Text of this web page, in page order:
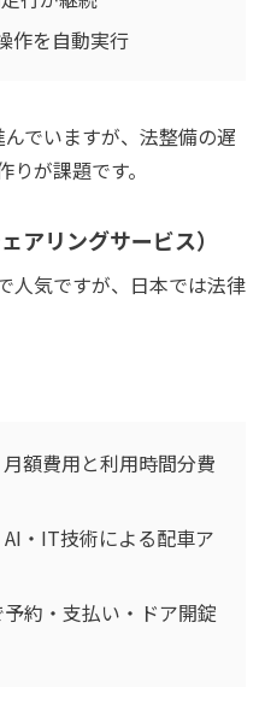
作を自動実行
でいますが、法整備の遅
が課題です。
アリングサービス）
人気ですが、日本では法律
額費用と利用時間分費
AI・IT技術による配車ア
約・支払い・ドア開錠